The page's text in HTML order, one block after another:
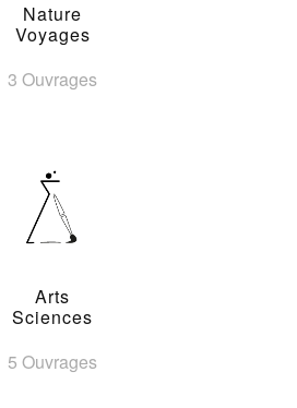
Nature
Voyages
3 Ouvrages
Arts
Sciences
5 Ouvrages